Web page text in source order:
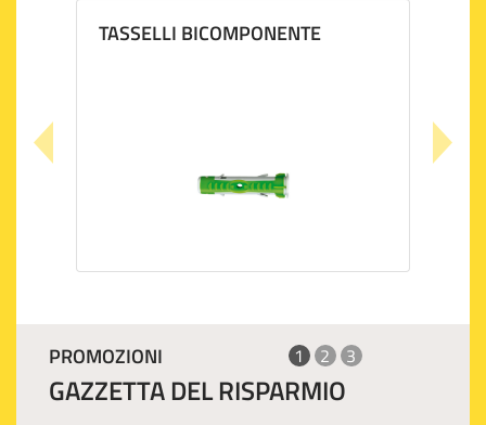
TASSELLI BICOMPONENTE
PROMOZIONI 1 2 3
GAZZETTA DEL RISPARMIO